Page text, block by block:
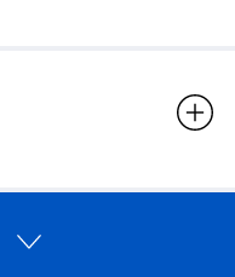
やアイカップ型の
重要です。
避できます。
状況に応じてお選